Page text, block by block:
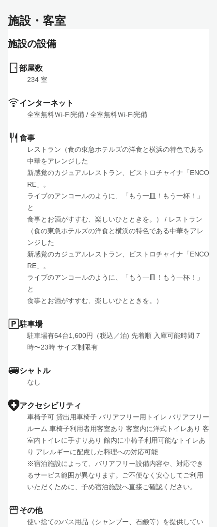
施設・客室
施設の設備
部屋数
234 室
インターネット
全室無料Ｗi-Fi完備 / 全室無料Ｗi-Fi完備
食事
レストラン（食の東急ホテルズの洋食と横浜の特色である
中華をアレンジした
新感覚のカジュアルレストラン、ビストロチャイナ「ENCO
RE」。
ライブのアンコールのように、「もう一皿！もう一杯！」
と
食事とお酒がすすむ、楽しいひとときを。）
/ レストラン
（食の東急ホテルズの洋食と横浜の特色である中華をアレ
ンジした
新感覚のカジュアルレストラン、ビストロチャイナ「ENCO
RE」。
ライブのアンコールのように、「もう一皿！もう一杯！」
と
食事とお酒がすすむ、楽しいひとときを。）
駐車場
駐車場有64台1,600円（税込／泊) 先着順 入庫可能時間 7
時〜23時 サイズ制限有
シャトル
なし
アクセシビリティ
車椅子可 貸出用車椅子 バリアフリー用トイレ バリアフリー
ルーム 車椅子利用者用客室あり 客室内に洋式トイレあり 客
室内トイレに手すりあり 館内に車椅子利用可能なトイレあ
り アレルギーに配慮した料理への対応可能
※宿泊施設によって、バリアフリー設備内容や、対応でき
るサービス範囲が異なります。ご不便なく安心してご利用
いただくために、予め宿泊施設へ直接ご確認ください。
その他
使い捨てのバス用品（シャンプー、石鹸等）を提供してい